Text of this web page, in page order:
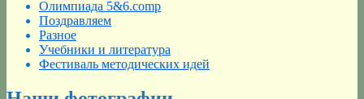
Олимпиада 5&6.comp
Поздравляем
Разное
Учебники и литература
Фестиваль методических идей